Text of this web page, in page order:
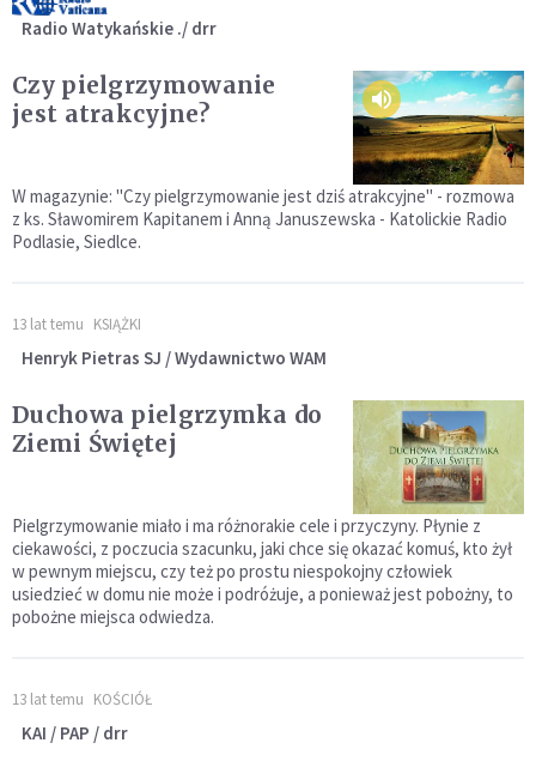
Radio Watykańskie ./ drr
Czy pielgrzymowanie
jest atrakcyjne?
W magazynie: "Czy pielgrzymowanie jest dziś atrakcyjne" - rozmowa
z ks. Sławomirem Kapitanem i Anną Januszewska - Katolickie Radio
Podlasie, Siedlce.
13 lat temu KSIĄŻKI
Henryk Pietras SJ / Wydawnictwo WAM
Duchowa pielgrzymka do
Ziemi Świętej
Pielgrzymowanie miało i ma różnorakie cele i przyczyny. Płynie z
ciekawości, z poczucia szacunku, jaki chce się okazać komuś, kto żył
w pewnym miejscu, czy też po prostu niespokojny człowiek
usiedzieć w domu nie może i podróżuje, a ponieważ jest pobożny, to
pobożne miejsca odwiedza.
13 lat temu KOŚCIÓŁ
KAI / PAP / drr